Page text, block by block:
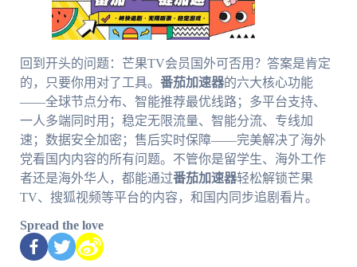
回到开头的问题：芒果TV会员国外可否用？答案是肯定
的，只要你用对了工具。 番茄加速器的六大核心功能
——全球节点分布、智能推荐最优线路；多平台支持、
一人多端同时用；稳定无限流量、智能分流、专线加
速；数据安全加密；售后实时保障——完美解决了海外
党看国内内容的所有问题。不管你是留学生、海外工作
者还是海外华人，都能通过番茄加速器轻松解锁芒果
TV、搜狐视频等平台的内容，和国内同步追剧看片。
Spread the love